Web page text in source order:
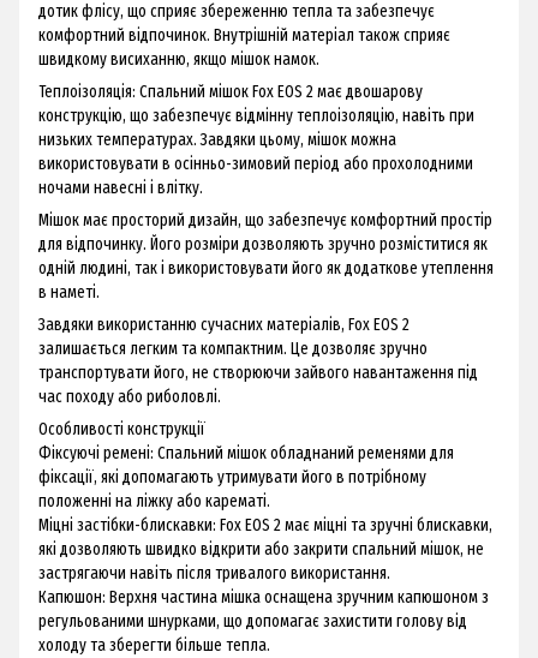
дотик флісу, що сприяє збереженню тепла та забезпечує
комфортний відпочинок. Внутрішній матеріал також сприяє
швидкому висиханню, якщо мішок намок.
Теплоізоляція: Спальний мішок Fox EOS 2 має двошарову
конструкцію, що забезпечує відмінну теплоізоляцію, навіть при
низьких температурах. Завдяки цьому, мішок можна
використовувати в осінньо-зимовий період або прохолодними
ночами навесні і влітку.
Мішок має просторий дизайн, що забезпечує комфортний простір
для відпочинку. Його розміри дозволяють зручно розміститися як
одній людині, так і використовувати його як додаткове утеплення
в наметі.
Завдяки використанню сучасних матеріалів, Fox EOS 2
залишається легким та компактним. Це дозволяє зручно
транспортувати його, не створюючи зайвого навантаження під
час походу або риболовлі.
Особливості конструкції
Фіксуючі ремені: Спальний мішок обладнаний ременями для
фіксації, які допомагають утримувати його в потрібному
положенні на ліжку або карематі.
Міцні застібки-блискавки: Fox EOS 2 має міцні та зручні блискавки,
які дозволяють швидко відкрити або закрити спальний мішок, не
застрягаючи навіть після тривалого використання.
Капюшон: Верхня частина мішка оснащена зручним капюшоном з
регульованими шнурками, що допомагає захистити голову від
холоду та зберегти більше тепла.